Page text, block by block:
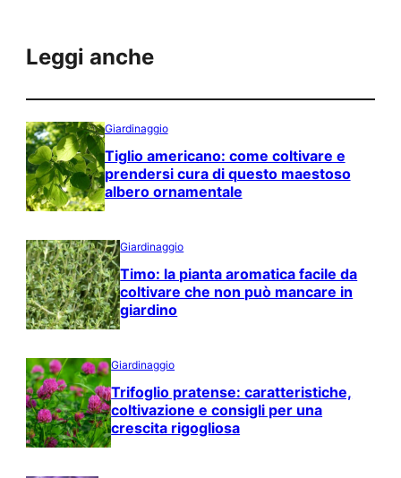
Leggi anche
Giardinaggio
Tiglio americano: come coltivare e
prendersi cura di questo maestoso
albero ornamentale
Giardinaggio
Timo: la pianta aromatica facile da
coltivare che non può mancare in
giardino
Giardinaggio
Trifoglio pratense: caratteristiche,
coltivazione e consigli per una
crescita rigogliosa